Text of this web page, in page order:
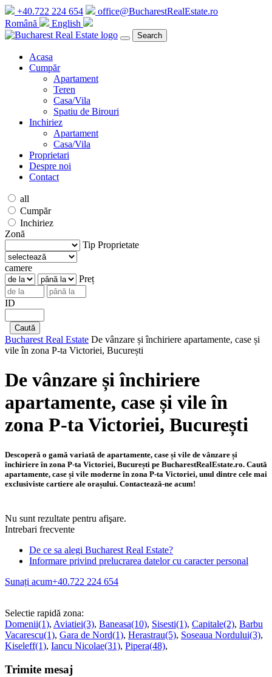
+40.722 224 654
office@BucharestRealEstate.ro
Română
English
Search
Acasa
Cumpăr
Apartament
Teren
Casa/Vila
Spatiu de Birouri
Inchiriez
Apartament
Casa/Vila
Proprietari
Despre noi
Contact
all
Cumpăr
Inchiriez
Zonă
Tip Proprietate
camere
Preț
ID
Bucharest Real Estate De vânzare și închiriere apartamente, case și
vile în zona P-ta Victoriei, București
De vânzare și închiriere
apartamente, case și vile în
zona P-ta Victoriei, București
Descoperă o gamă variată de apartamente, case și vile de vânzare și
închiriere în zona P-ta Victoriei, București pe BucharestRealEstate.ro. Caută
apartamente, case și vile moderne în zona P-ta Victoriei, unul dintre cele mai
exclusiviste cartiere ale orașului. Contactează-ne acum!
Nu sunt rezultate pentru afişare.
Intrebari frecvente
De ce sa alegi Bucharest Real Estate?
Informare privind prelucrarea datelor cu caracter personal
Sunați acum+40.722 224 654
Selectie rapidă zona:
Domenii(1), Aviatiei(3), Baneasa(10), Sisesti(1), Capitale(2), Barbu
Vacarescu(1), Gara de Nord(1), Herastrau(5), Soseaua Nordului(3),
Kiseleff(1), Iancu Nicolae(31), Pipera(48),
Trimite mesaj